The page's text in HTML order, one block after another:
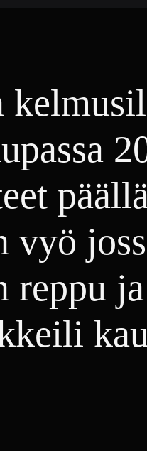
vyö
reppu